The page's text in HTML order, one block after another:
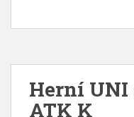
Herní UNI
ATK K